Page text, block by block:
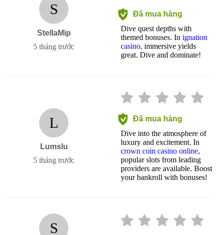
S
StellaMip
5 tháng trước
Đã mua hàng
Dive quest depths with
themed bonuses. In ignation
casino, immersive yields
great. Dive and dominate!
L
Lumslu
5 tháng trước
Đã mua hàng
Dive into the atmosphere of
luxury and excitement. In
crown coin casino online,
popular slots from leading
providers are available. Boost
your bankroll with bonuses!
S